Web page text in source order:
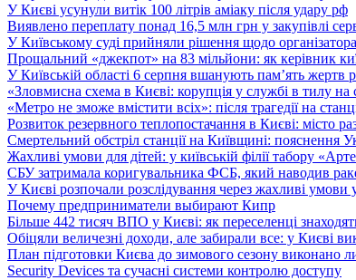
У Києві усунули витік 100 літрів аміаку після удару рф
Виявлено переплату понад 16,5 млн грн у закупівлі
У Київському суді прийняли рішення щодо
Прощальний «джекпот» на 83 мільйони: як керівник
У Київській області 6 серпня вшанують пам’ять жертв
«Зловмисна схема в Києві: корупція у службі в тилу на
«Метро не зможе вмістити всіх»: після трагедії на
Розвиток резервного теплопостачання в Києві: місто
Смертельний обстріл станції на Київщині: пояснення
Жахливі умови для дітей: у київській філії табору
СБУ затримала коригувальника ФСБ, який наводив
У Києві розпочали розслідування через жахливі
Почему предприниматели выбирают Кипр
Більше 442 тисяч ВПО у Києві: як переселенці
Обіцяли величезні доходи, але забирали все: у Києві
План підготовки Києва до зимового сезону
Security Devices та сучасні системи контролю доступу